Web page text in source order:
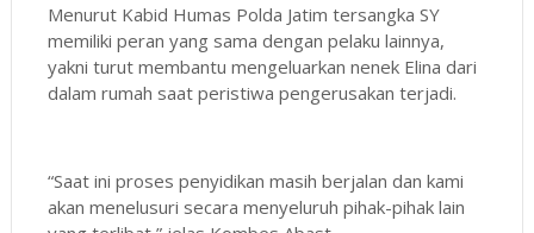
Menurut Kabid Humas Polda Jatim tersangka SY
memiliki peran yang sama dengan pelaku lainnya,
yakni turut membantu mengeluarkan nenek Elina dari
dalam rumah saat peristiwa pengerusakan terjadi.
“Saat ini proses penyidikan masih berjalan dan kami
akan menelusuri secara menyeluruh pihak-pihak lain